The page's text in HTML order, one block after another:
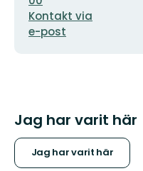
Kontakt via
e-post
Jag har varit här
Jag har varit här